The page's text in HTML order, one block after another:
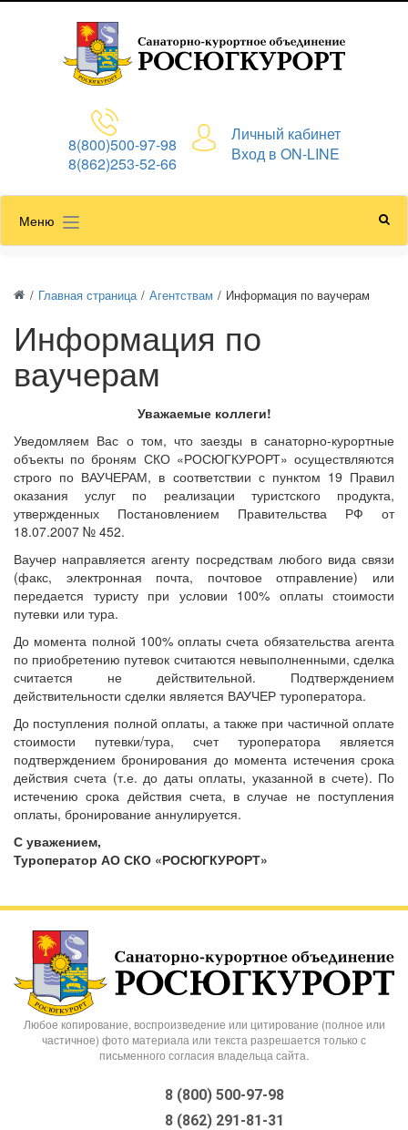
8(800)500-97-98
8(862)253-52-66
Личный кабинет
Вход в ON-LINE
Меню
/ Главная страница / Агентствам / Информация по ваучерам
Информация по
ваучерам
Уважаемые коллеги!
Уведомляем Вас о том, что заезды в санаторно-курортные
объекты по броням СКО «РОСЮГКУРОРТ» осуществляются
строго по ВАУЧЕРАМ, в соответствии с пунктом 19 Правил
оказания услуг по реализации туристского продукта,
утвержденных Постановлением Правительства РФ от
18.07.2007 № 452.
Ваучер направляется агенту посредствам любого вида связи
(факс, электронная почта, почтовое отправление) или
передается туристу при условии 100% оплаты стоимости
путевки или тура.
До момента полной 100% оплаты счета обязательства агента
по приобретению путевок считаются невыполненными, сделка
считается не действительной. Подтверждением
действительности сделки является ВАУЧЕР туроператора.
До поступления полной оплаты, а также при частичной оплате
стоимости путевки/тура, счет туроператора является
подтверждением бронирования до момента истечения срока
действия счета (т.е. до даты оплаты, указанной в счете). По
истечению срока действия счета, в случае не поступления
оплаты, бронирование аннулируется.
С уважением,
Туроператор АО СКО «РОСЮГКУРОРТ»
Любое копирование, воспроизведение или цитирование (полное или
частичное) фото материала или текста разрешается только с
письменного согласия владельца сайта.
8 (800) 500-97-98
8 (862) 291-81-31